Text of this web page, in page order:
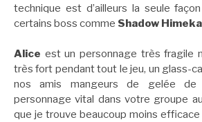
technique est d’ailleurs la seule
certains boss comme Shadow
Alice est un personnage très fragile
très fort pendant tout le jeu, un glass-
nos amis mangeurs de gelée de
personnage vital dans votre groupe
que je trouve beaucoup moins efficace